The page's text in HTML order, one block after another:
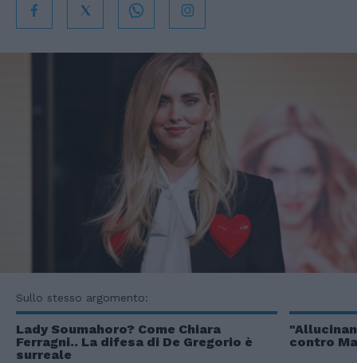
Sullo stesso argomento:
Lady Soumahoro? Come Chiara
Ferragni.. La difesa di De Gregorio è
surreale
contro